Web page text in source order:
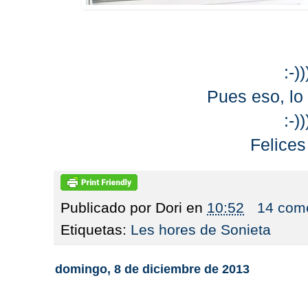
:-
Pues eso,
:-
Publicado por Dori en 10:52
14
Etiquetas: Les hores de Sonieta
domingo, 8 de diciembre de 2013